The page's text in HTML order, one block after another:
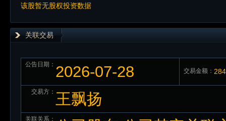
该股暂无股权投资数据
关联交易
公告日期： 2026-07-28 交易金额：
交易方： 王飘扬
关联关系：